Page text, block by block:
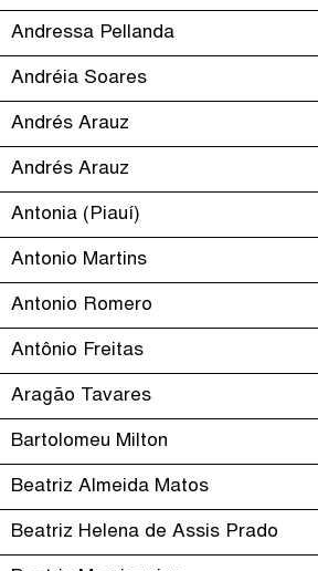
Andressa Pellanda
Andréia Soares
Andrés Arauz
Andrés Arauz
Antonia (Piauí)
Antonio Martins
Antonio Romero
Antônio Freitas
Aragão Tavares
Bartolomeu Milton
Beatriz Almeida Matos
Beatriz Helena de Assis Prado